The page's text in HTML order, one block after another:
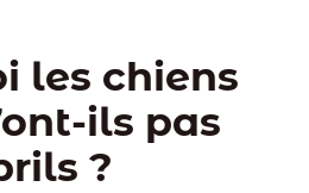
les chiens
ils pas
?